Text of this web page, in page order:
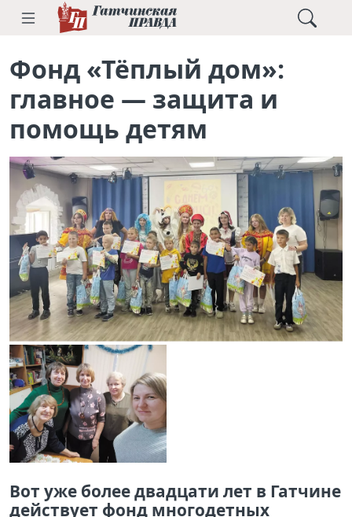
Фонд «Тёплый дом»:
главное — защита и
помощь детям
Вот уже более двадцати лет в Гатчине
действует фонд многодетных